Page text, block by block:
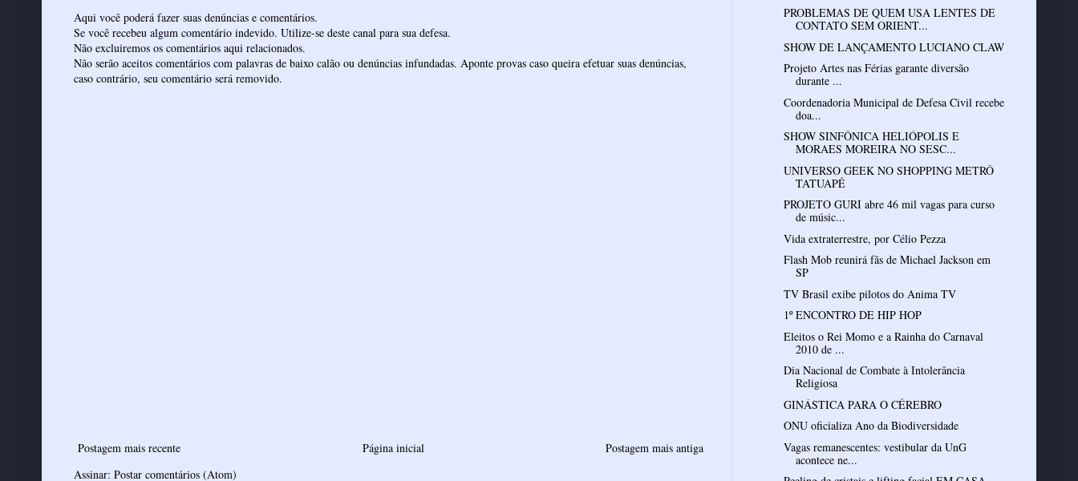
Aqui você poderá fazer suas denúncias e comentários.
Se você recebeu algum comentário indevido. Utilize-se deste canal para sua defesa.
Não excluiremos os comentários aqui relacionados.
Não serão aceitos comentários com palavras de baixo calão ou denúncias infundadas. Aponte provas caso queira efetuar suas denúncias,
caso contrário, seu comentário será removido.
Postagem mais recente Postagem mais antiga
Página inicial
Assinar: Postar comentários (Atom)
PROBLEMAS DE QUEM USA LENTES DE
CONTATO SEM ORIENT...
SHOW DE LANÇAMENTO LUCIANO CLAW
Projeto Artes nas Férias garante diversão
durante ...
Coordenadoria Municipal de Defesa Civil recebe
doa...
SHOW SINFÔNICA HELIÓPOLIS E
MORAES MOREIRA NO SESC...
UNIVERSO GEEK NO SHOPPING METRÔ
TATUAPÉ
PROJETO GURI abre 46 mil vagas para curso
de músic...
Vida extraterrestre, por Célio Pezza
Flash Mob reunirá fãs de Michael Jackson em
SP
TV Brasil exibe pilotos do Anima TV
1º ENCONTRO DE HIP HOP
Eleitos o Rei Momo e a Rainha do Carnaval
2010 de ...
Dia Nacional de Combate à Intolerância
Religiosa
GINÁSTICA PARA O CÉREBRO
ONU oficializa Ano da Biodiversidade
Vagas remanescentes: vestibular da UnG
acontece ne...